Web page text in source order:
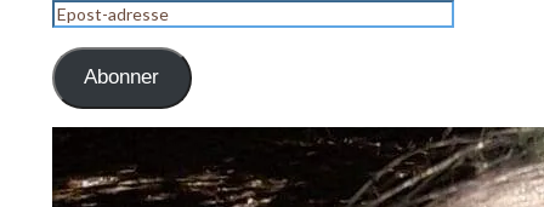
Epost-
adresse
Abonner